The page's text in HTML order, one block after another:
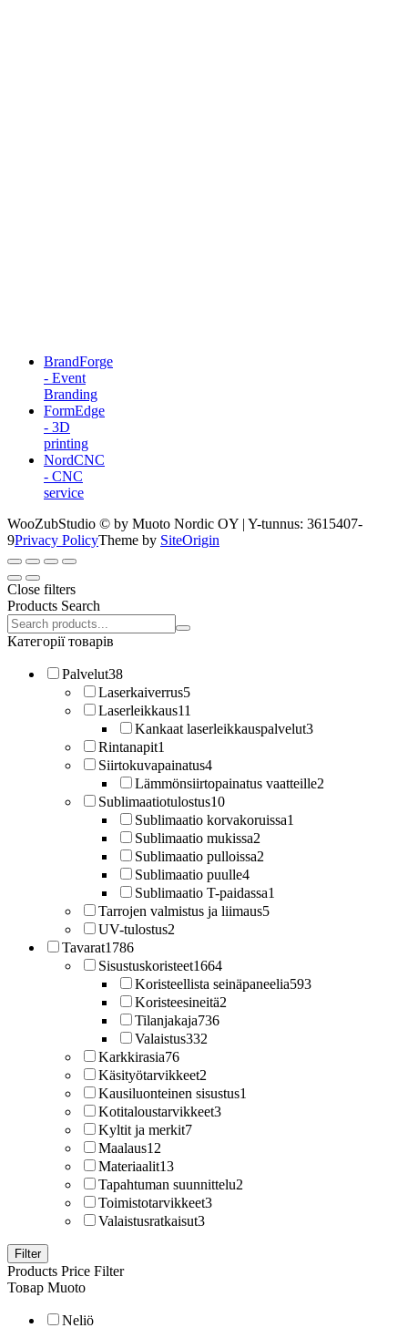
BrandForge
- Event
Branding
FormEdge
- 3D
printing
NordCNC
- CNC
service
WooZubStudio © by Muoto Nordic OY | Y-tunnus: 3615407-
9Privacy PolicyTheme by SiteOrigin
Close filters
Products Search
Search
products:
Категорії товарів
Palvelut38
Laserkaiverrus5
Laserleikkaus11
Kankaat laserleikkauspalvelut3
Rintanapit1
Siirtokuvapainatus4
Lämmönsiirtopainatus vaatteille2
Sublimaatiotulostus10
Sublimaatio korvakoruissa1
Sublimaatio mukissa2
Sublimaatio pulloissa2
Sublimaatio puulle4
Sublimaatio T-paidassa1
Tarrojen valmistus ja liimaus5
UV-tulostus2
Tavarat1786
Sisustuskoristeet1664
Koristeellista seinäpaneelia593
Koristeesineitä2
Tilanjakaja736
Valaistus332
Karkkirasia76
Käsityötarvikkeet2
Kausiluonteinen sisustus1
Kotitaloustarvikkeet3
Kyltit ja merkit7
Maalaus12
Materiaalit13
Tapahtuman suunnittelu2
Toimistotarvikkeet3
Valaistusratkaisut3
Filter
Products Price Filter
Товар Muoto
Neliö